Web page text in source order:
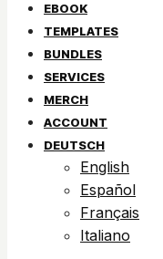
EBOOK
TEMPLATES
BUNDLES
SERVICES
MERCH
ACCOUNT
DEUTSCH
English
Español
Français
Italiano